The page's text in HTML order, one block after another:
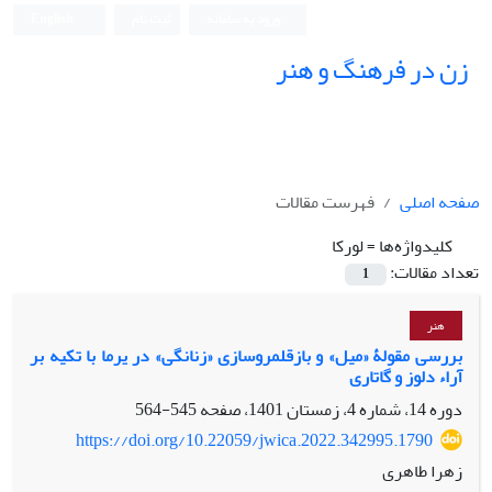
زن در فرهنگ و هنر
صفحه اصلی
فهرست مقالات
کلیدواژه‌ها =لورکا
تعداد مقالات:
1
هنر
بررسی مقولۀ «میل» و بازقلمروسازی «زنانگی» در یرما با تکیه بر
آراء دلوز و گاتاری
دوره 14، شماره 4، زمستان 1401، صفحه
545-564
https://doi.org/10.22059/jwica.2022.342995.1790
زهرا طاهری